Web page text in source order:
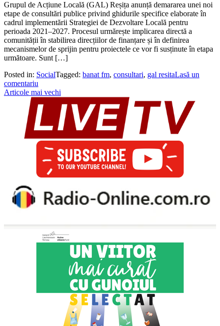
Grupul de Acțiune Locală (GAL) Reșița anunță demararea unei noi
etape de consultări publice privind ghidurile specifice elaborate în
cadrul implementării Strategiei de Dezvoltare Locală pentru
perioada 2021–2027. Procesul urmărește implicarea directă a
comunității în stabilirea direcțiilor de finanțare și în definirea
mecanismelor de sprijin pentru proiectele ce vor fi susținute în etapa
următoare. Sunt […]
Posted in: SocialTagged: banat fm, consultari, gal resitaLasă un
comentariu
Navigare
articole
Articole mai vechi